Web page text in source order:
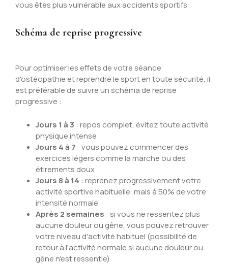
vous êtes plus vulnérable aux accidents sportifs.
Schéma de reprise progressive
Pour optimiser les effets de votre séance
d'ostéopathie et reprendre le sport en toute sécurité, il
est préférable de suivre un schéma de reprise
progressive :
Jours 1 à 3 : repos complet, évitez toute activité
physique intense
Jours 4 à 7 : vous pouvez commencer des
exercices légers comme la marche ou des
étirements doux
Jours 8 à 14 : reprenez progressivement votre
activité sportive habituelle, mais à 50% de votre
intensité normale
Après 2 semaines : si vous ne ressentez plus
aucune douleur ou gêne, vous pouvez retrouver
votre niveau d'activité habituel (possibilité de
retour à l'activité normale si aucune douleur ou
gêne n'est ressentie)